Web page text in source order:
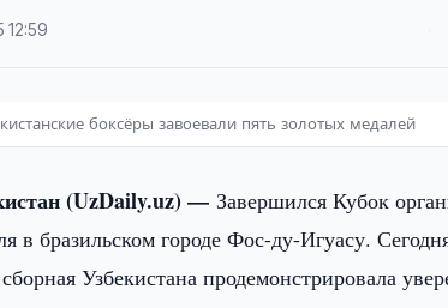
·12:59
боксёры завоевали пять золотых медалей
(UzDaily.uz) —Завершился Кубок
в бразильском городе Фос-ду-Игуасу.
Узбекистана продемонстрировала